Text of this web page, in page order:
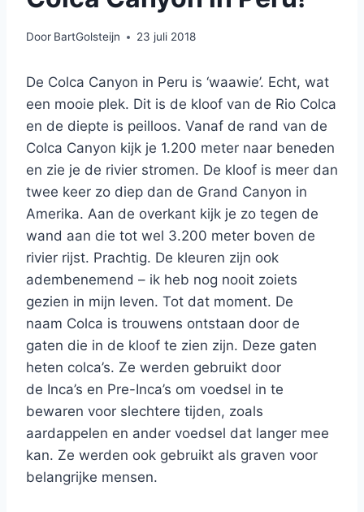
Door BartGolsteijn 23 juli 2018
De Colca Canyon in Peru is ‘waawie’. Echt, wat
een mooie plek. Dit is de kloof van de Rio Colca
en de diepte is peilloos. Vanaf de rand van de
Colca Canyon kijk je 1.200 meter naar beneden
en zie je de rivier stromen. De kloof is meer dan
twee keer zo diep dan de Grand Canyon in
Amerika. Aan de overkant kijk je zo tegen de
wand aan die tot wel 3.200 meter boven de
rivier rijst. Prachtig. De kleuren zijn ook
adembenemend – ik heb nog nooit zoiets
gezien in mijn leven. Tot dat moment. De
naam Colca is trouwens ontstaan door de
gaten die in de kloof te zien zijn. Deze gaten
heten colca’s. Ze werden gebruikt door
de Inca’s en Pre-Inca’s om voedsel in te
bewaren voor slechtere tijden, zoals
aardappelen en ander voedsel dat langer mee
kan. Ze werden ook gebruikt als graven voor
belangrijke mensen.